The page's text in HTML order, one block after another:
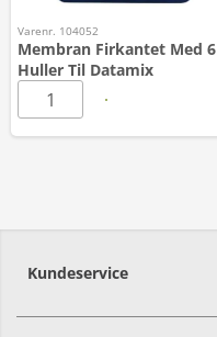
Varenr. 104052
Membran Firkantet Med 6
Huller Til Datamix
Kundeservice